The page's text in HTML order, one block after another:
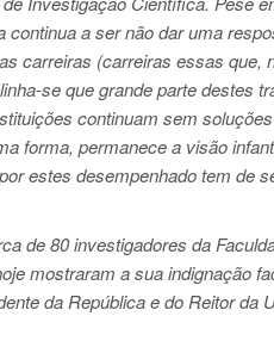
a ser não dar uma
carreiras (carreiras essas que,
se que grande parte destes
continuam sem
forma, permanece a visão
estes desempenhado tem de
de 80 investigadores da
mostraram a sua indignação
da República e do Reitor da